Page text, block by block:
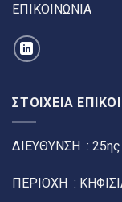
ΕΠΙΚΟΙΝΩΝΙΑ
ΣΤΟΙΧΕΙΑ
ΔΙΕΥΘΥΝΣΗ :
ΠΕΡΙΟΧΗ :